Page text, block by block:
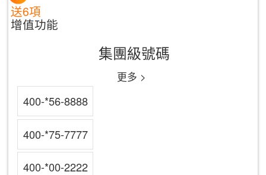
送6項
增值功能
集團級號碼
更多 >
400-*56-8888
400-*75-7777
400-*00-2222